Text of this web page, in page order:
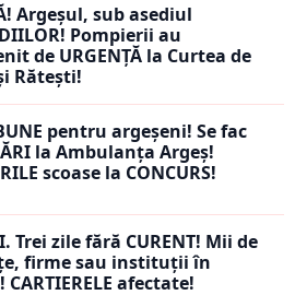
Argeșul, sub asediul
Pompierii au
de URGENȚĂ la Curtea de
Rătești!
pentru argeșeni! Se fac
la Ambulanța Argeș!
scoase la CONCURS!
Trei zile fără CURENT! Mii de
firme sau instituții în
CARTIERELE afectate!